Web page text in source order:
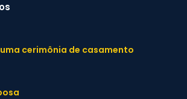
cerimônia de casamento